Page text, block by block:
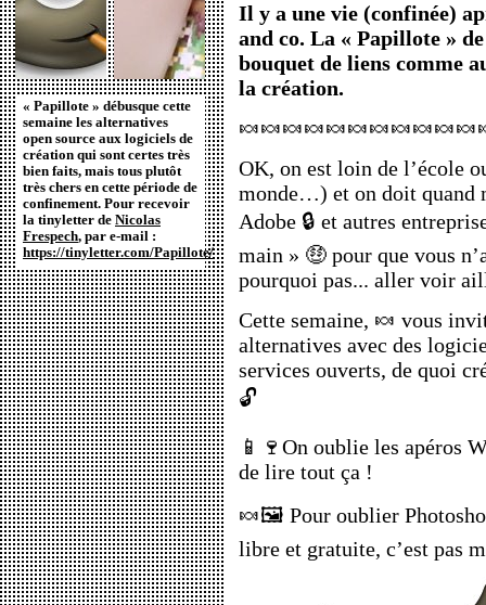
« Papillote » débusque cette
semaine les alternatives
open source aux logiciels de
création qui sont certes très
bien faits, mais tous plutôt
très chers en cette période de
confinement. Pour recevoir
la tinyletter de Nicolas
Frespech, par e-mail :
https://tinyletter.com/Papillote/
Il y a une vie (confinée)
and co. La « Papillote »
bouquet de liens comme
la création.
OK, on est loin de l’école
monde…) et on doit quand
Adobe 🔒 et autres
main » 🤑 pour que vous
pourquoi pas... aller voir
Cette semaine, 🍬 vous
alternatives avec des
services ouverts, de quoi
🔓
📱🍷On oublie les apéros
de lire tout ça !
🍬🖼️ Pour oublier
libre et gratuite, c’est pas